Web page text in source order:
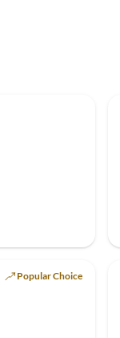
Top-Listing
Popular Choice